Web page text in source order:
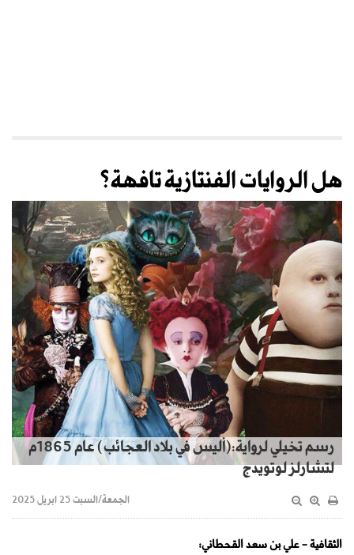
هل الروايات الفنتازية تافهة؟
رسم تخيلي لرواية:(أليس في بلاد العجائب) عام 1865م
لتشارلز لوتويدج
الجمعة/السبت 25 ابريل 2025
الثقافية - علي بن سعد القحطاني: